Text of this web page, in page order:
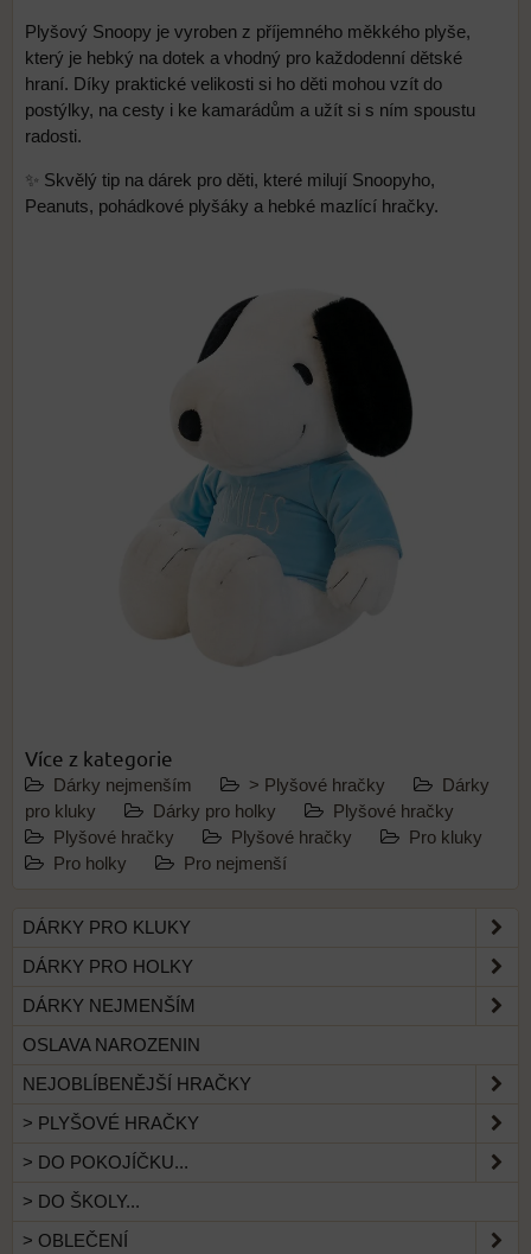
Plyšový Snoopy je vyroben z příjemného měkkého plyše,
který je hebký na dotek a vhodný pro každodenní dětské
hraní. Díky praktické velikosti si ho děti mohou vzít do
postýlky, na cesty i ke kamarádům a užít si s ním spoustu
radosti.
✨ Skvělý tip na dárek pro děti, které milují Snoopyho,
Peanuts, pohádkové plyšáky a hebké mazlící hračky.
Více z kategorie
Dárky nejmenším > Plyšové hračky
Dárky
pro kluky
Dárky pro holky
Plyšové hračky
Plyšové hračky
Plyšové hračky
Pro kluky
Pro holky
Pro nejmenší
DÁRKY PRO KLUKY
DÁRKY PRO HOLKY
DÁRKY NEJMENŠÍM
OSLAVA NAROZENIN
NEJOBLÍBENĚJŠÍ HRAČKY
> PLYŠOVÉ HRAČKY
> DO POKOJÍČKU...
> DO ŠKOLY...
> OBLEČENÍ